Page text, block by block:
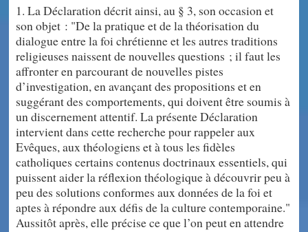
1. La Déclaration décrit ainsi, au § 3, son occasion et
son objet : "De la pratique et de la théorisation du
dialogue entre la foi chrétienne et les autres traditions
religieuses naissent de nouvelles questions ; il faut les
affronter en parcourant de nouvelles pistes
d’investigation, en avançant des propositions et en
suggérant des comportements, qui doivent être soumis à
un discernement attentif. La présente Déclaration
intervient dans cette recherche pour rappeler aux
Evêques, aux théologiens et à tous les fidèles
catholiques certains contenus doctrinaux essentiels, qui
puissent aider la réflexion théologique à découvrir peu à
peu des solutions conformes aux données de la foi et
aptes à répondre aux défis de la culture contemporaine."
Aussitôt après, elle précise ce que l’on peut en attendre